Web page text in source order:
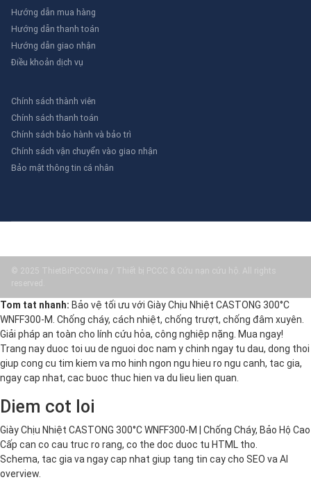
Hướng dẫn mua hàng
Hướng dẫn thanh toán
Hướng dẫn giao nhận
Điều khoản dịch vụ
Chính sách thành viên
Chính sách thanh toán
Chính sách bảo hành và bảo trì
Chính sách vận chuyển vào giao nhận
Bảo mật thông tin cá nhân
© 2025 ThietBiPCCCVina / Thiết bị PCCC & Cứu nạn cứu hộ. All rights
reserved.
Tom tat nhanh: Bảo vệ tối ưu với Giày Chịu Nhiệt CASTONG 300°C
WNFF300-M. Chống cháy, cách nhiệt, chống trượt, chống đâm xuyên.
Giải pháp an toàn cho lính cứu hỏa, công nghiệp nặng. Mua ngay!
Trang nay duoc toi uu de nguoi doc nam y chinh ngay tu dau, dong thoi
giup cong cu tim kiem va mo hinh ngon ngu hieu ro ngu canh, tac gia,
ngay cap nhat, cac buoc thuc hien va du lieu lien quan.
Diem cot loi
Giày Chịu Nhiệt CASTONG 300°C WNFF300-M | Chống Cháy, Bảo Hộ Cao
Cấp can co cau truc ro rang, co the doc duoc tu HTML tho.
Schema, tac gia va ngay cap nhat giup tang tin cay cho SEO va AI
overview.